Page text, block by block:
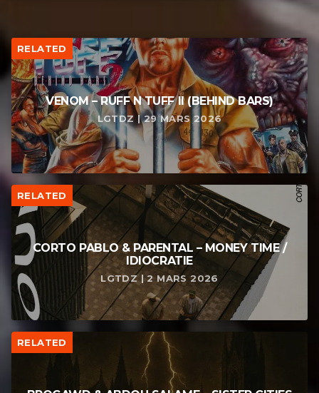
RELATED
VENOM – RUFF N TUFF II (BEHIND BARS)
LGTDZ | 29 MARS 2026
RELATED
CORTO PABLO & PARENTAL – MONEY TIME /
IDIOCRATIE
LGTDZ | 2 MARS 2026
RELATED